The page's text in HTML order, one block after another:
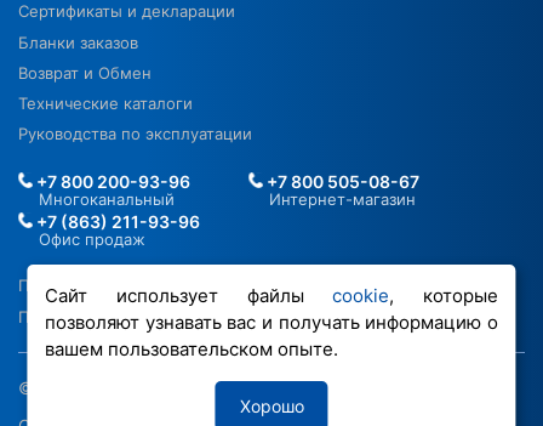
Сайт использует файлыcookie, которые
позволяют узнавать вас и получать информацию о
вашем пользовательском опыте.
Хорошо
Сертификаты и декларации
Бланки заказов
Возврат и Обмен
Технические каталоги
Руководства по эксплуатации
Политика в отношении ПДН
Политика обработки файлов cookie
+7 800 200-93-96
Многоканальный
+7 800 505-08-67
Интернет-магазин
+7 (863) 211-93-96
Офис продаж
© 2026 ООО «РОВЕН-Регионы»